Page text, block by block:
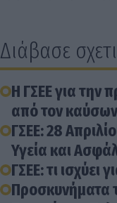
Διάβασε
Η ΓΣΕΕ για την
από τον
ΓΣΕΕ: 28
Υγεία και
ΓΣΕΕ: τι ισχύει
Προσκυνήματα